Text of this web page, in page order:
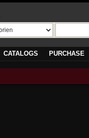
CATALOGS PURCHASE